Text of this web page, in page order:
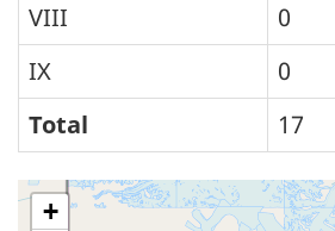
VIII
0
IX
0
Total
17
+